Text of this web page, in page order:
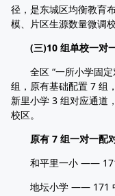
径，是东城区均衡教育
模、片区生源数量微调
(三)10 组单校一对
全区 “一所小学固定
组，原有基础配置 7 组
新里小学 3 组对应通道
校区。
原有 7 组一对一配
和平里一小 ——
地坛小学 —— 171